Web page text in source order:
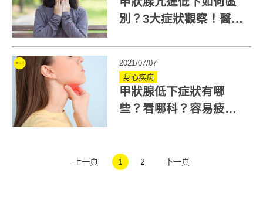
別？3大症狀觀察！醫師
2021/07/07
身心疾病
甲狀腺低下症狀有哪
些？看哪科？容易疲
上一頁 1 2 下一頁